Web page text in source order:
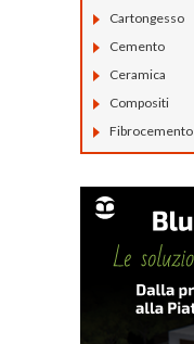
Cartongesso
Cemento
Ceramica
Compositi
Fibrocemento